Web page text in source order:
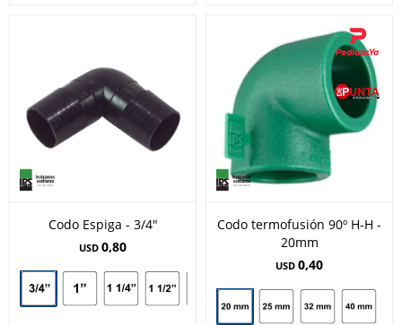
Codo Espiga - 3/4"
USD 0,80
Codo termofusión 90º H-H -
20mm
USD 0,40